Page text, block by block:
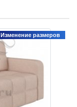
Изменение размеров